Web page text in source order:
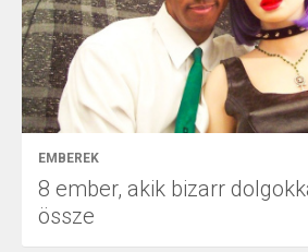
EMBEREK
8 ember, akik bizarr
össze